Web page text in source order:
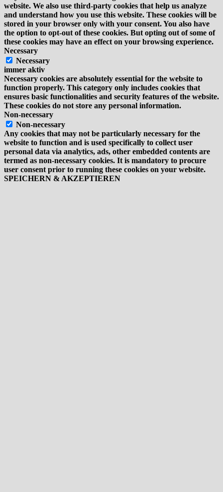
website. We also use third-party cookies that help us analyze
and understand how you use this website. These cookies will be
stored in your browser only with your consent. You also have
the option to opt-out of these cookies. But opting out of some of
these cookies may have an effect on your browsing experience.
Necessary
Necessary
immer aktiv
Necessary cookies are absolutely essential for the website to
function properly. This category only includes cookies that
ensures basic functionalities and security features of the website.
These cookies do not store any personal information.
Non-necessary
Non-necessary
Any cookies that may not be particularly necessary for the
website to function and is used specifically to collect user
personal data via analytics, ads, other embedded contents are
termed as non-necessary cookies. It is mandatory to procure
user consent prior to running these cookies on your website.
SPEICHERN & AKZEPTIEREN